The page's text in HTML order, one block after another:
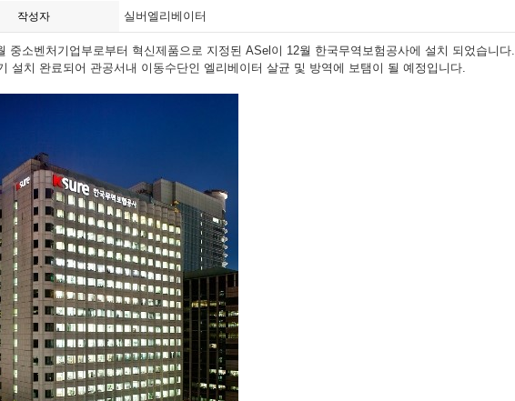
작성자 실버엘리베이터
중소벤처기업부로부터 혁신제품으로 지정된 ASel 이 12월 한국무역보험공사에 설치 되었습니다.
설치 완료되어 관공서내 이동수단인 엘리베이터 살균 및 방역에 보탬이 될 예정입니다.